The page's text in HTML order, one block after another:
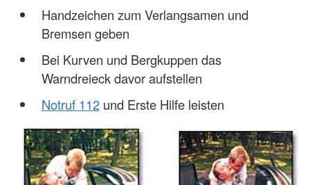
Handzeichen zum Verlangsamen und
Bremsen geben
Bei Kurven und Bergkuppen das
Warndreieck davor aufstellen
Notruf 112und Erste Hilfe leisten